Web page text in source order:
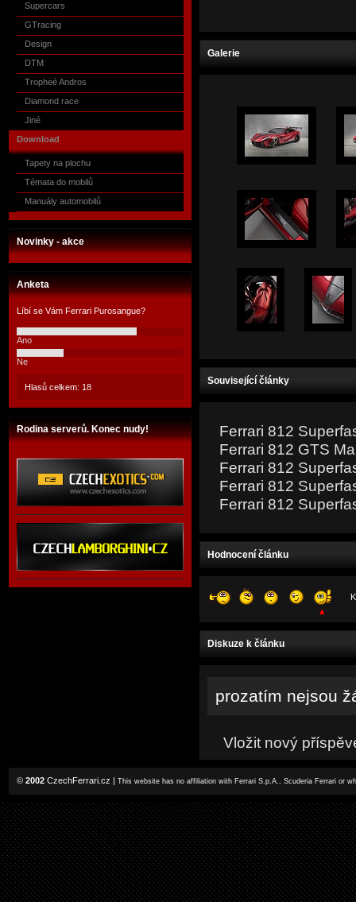
Supercars
GTracing
Design
DTM
Tropheé Andros
Diamond race
Jiné
Download
Tapety na plochu
Témata do mobilů
Manuály automobilů
Novinky - akce
Anketa
Líbí se Vám Ferrari Purosangue?
Ano
Ne
Hlasů celkem: 18
Rodina serverů. Konec nudy!
Galerie
Související články
Ferrari 812
Ferrari 812 GTS
Ferrari 812
Ferrari 812
Ferrari 812
Hodnocení článku
Diskuze k článku
prozatím nejsou
Vložit nový
© 2002 CzechFerrari.cz | This website has no affiliation with Ferrari S.p.A., Scuderia Ferrari or